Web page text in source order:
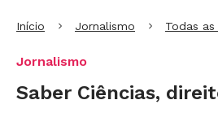
Início Jornalismo Todas
Jornalismo
Saber Ciências,